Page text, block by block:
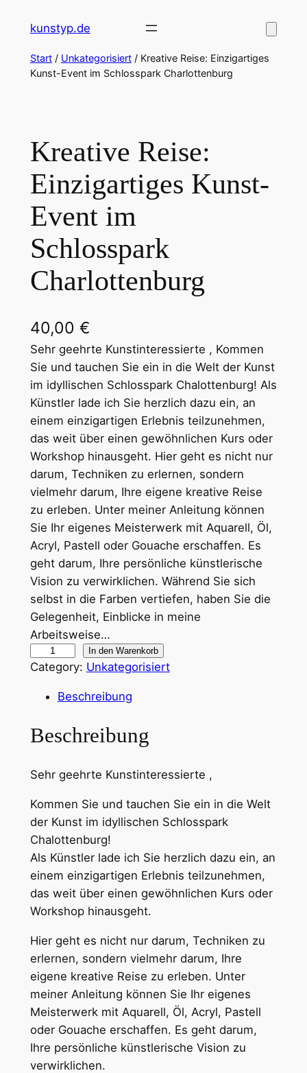
Inhaltkunstyp.de
Start/ Unkategorisiert/ Kreative Reise: Einzigartiges
Kunst-Event im Schlosspark Charlottenburg
Kreative Reise:
Einzigartiges Kunst-
Event im
Schlosspark
Charlottenburg
40,00 €
Sehr geehrte Kunstinteressierte , Kommen
Sie und tauchen Sie ein in die Welt der Kunst
im idyllischen Schlosspark Chalottenburg! Als
Künstler lade ich Sie herzlich dazu ein, an
einem einzigartigen Erlebnis teilzunehmen,
das weit über einen gewöhnlichen Kurs oder
Workshop hinausgeht. Hier geht es nicht nur
darum, Techniken zu erlernen, sondern
vielmehr darum, Ihre eigene kreative Reise
zu erleben. Unter meiner Anleitung können
Sie Ihr eigenes Meisterwerk mit Aquarell, Öl,
Acryl, Pastell oder Gouache erschaffen. Es
geht darum, Ihre persönliche künstlerische
Vision zu verwirklichen. Während Sie sich
selbst in die Farben vertiefen, haben Sie die
Gelegenheit, Einblicke in meine
Arbeitsweise…
r
i
e
e
i
s
e
:
E
n
z
i
g
a
r
t
i
In den Warenkorb
Category: Unkategorisiert
Beschreibung
Beschreibung
Sehr geehrte Kunstinteressierte ,
Kommen Sie und tauchen Sie ein in die Welt
der Kunst im idyllischen Schlosspark
Chalottenburg!
Als Künstler lade ich Sie herzlich dazu ein, an
einem einzigartigen Erlebnis teilzunehmen,
das weit über einen gewöhnlichen Kurs oder
Workshop hinausgeht.
Hier geht es nicht nur darum, Techniken zu
erlernen, sondern vielmehr darum, Ihre
eigene kreative Reise zu erleben. Unter
meiner Anleitung können Sie Ihr eigenes
Meisterwerk mit Aquarell, Öl, Acryl, Pastell
oder Gouache erschaffen. Es geht darum,
Ihre persönliche künstlerische Vision zu
verwirklichen.